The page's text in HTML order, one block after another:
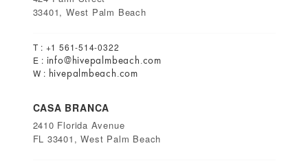
33401, West Palm Beach
T : +1 561-514-0322
E : info@hivepalmbeach.com
W : hivepalmbeach.com
CASA BRANCA
2410 Florida Avenue
FL 33401, West Palm Beach